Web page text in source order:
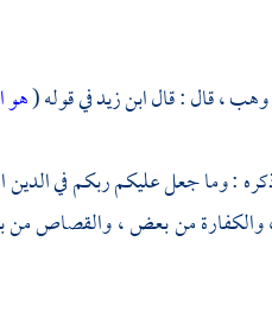
وهب، قال : قالابن زيدفي قوله (هو
: وما جعل عليكم ربكم في الدين
من بعض ، والقصاص من